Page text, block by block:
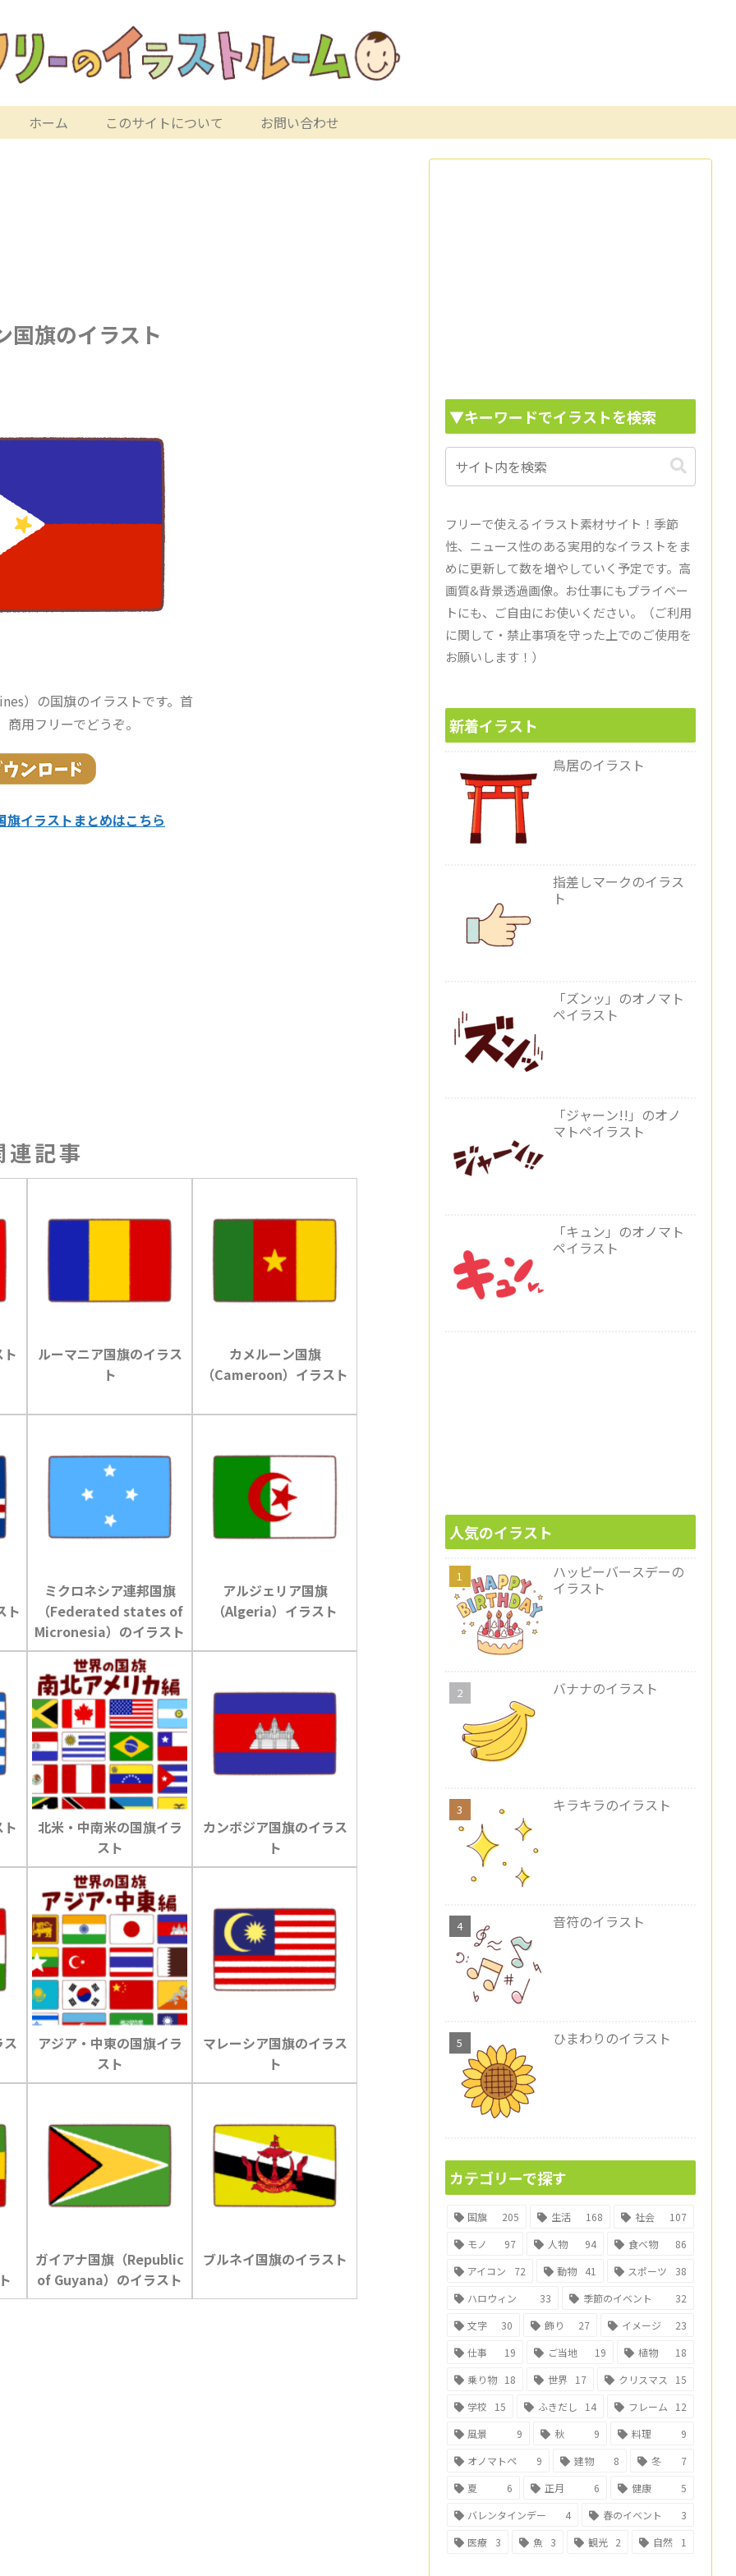
ホーム このサイトについて お問い合わせ
国旗のイラスト
）の国旗のイラストです。首
用フリーでどうぞ。
旗イラストまとめはこちら
連記事
ルーマニア国旗のイラス
ト
カメルーン国旗
（Cameroon）イラスト
ト
ミクロネシア連邦国旗
（Federated states of
Micronesia）のイラスト
アルジェリア国旗
（Algeria）イラスト
北米・中南米の国旗イラ
スト
カンボジア国旗のイラス
ト
アジア・中東の国旗イラ
スト
マレーシア国旗のイラス
ト
ガイアナ国旗（Republic
of Guyana）のイラスト
ブルネイ国旗のイラスト
▼キーワードでイラストを検索
フリーで使えるイラスト素材サイト！季節
性、ニュース性のある実用的なイラストをま
めに更新して数を増やしていく予定です。高
画質&背景透過画像。お仕事にもプライベー
トにも、ご自由にお使いください。（ご利用
に関して・禁止事項を守った上でのご使用を
お願いします！）
新着イラスト
鳥居のイラスト
指差しマークのイラス
ト
「ズンッ」のオノマト
ペイラスト
「ジャーン!!」のオノ
マトペイラスト
「キュン」のオノマト
ペイラスト
人気のイラスト
ハッピーバースデーの
イラスト
バナナのイラスト
キラキラのイラスト
音符のイラスト
ひまわりのイラスト
カテゴリーで探す
国旗 205 生活 168 社会
107
モノ
97 人物 94 食べ物
86
アイコン
72 動物 41 スポーツ
38
ハロウィン
33 季節のイベント
32
文字
30 飾り 27 イメージ
23
仕事
19 ご当地 19 植物
18
乗り物 18 世界 17 クリスマス
15
学校
15 ふきだし 14 フレーム
12
風景
9 秋 9 料理
9
オノマトペ
9 建物 8 冬
7
夏
6 正月 6 健康
5
バレンタインデー
4 春のイベント
3
医療
3 魚 3 観光 2 自然 1